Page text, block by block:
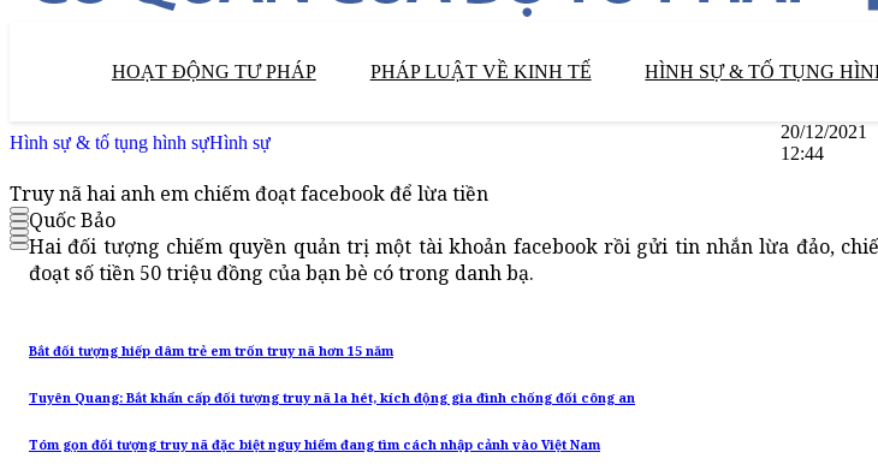
HOẠT ĐỘNG TƯ PHÁP PHÁP LUẬT VỀ KINH TẾ HÌNH SỰ & TỐ TỤNG
Hình sự & tố tụng hình sựHình sự
20/12/2021
12:44
Truy nã hai anh em chiếm đoạt facebook để lừa tiền
Quốc Bảo
Hai đối tượng chiếm quyền quản trị một tài khoản facebook rồi gửi tin nhắn lừa đảo,
đoạt số tiền 50 triệu đồng của bạn bè có trong danh bạ.
Bắt đối tượng hiếp dâm trẻ em trốn truy nã hơn 15 năm
Tuyên Quang: Bắt khẩn cấp đối tượng truy nã la hét, kích động gia đình chống đối công an
Tóm gọn đối tượng truy nã đặc biệt nguy hiểm đang tìm cách nhập cảnh vào Việt Nam